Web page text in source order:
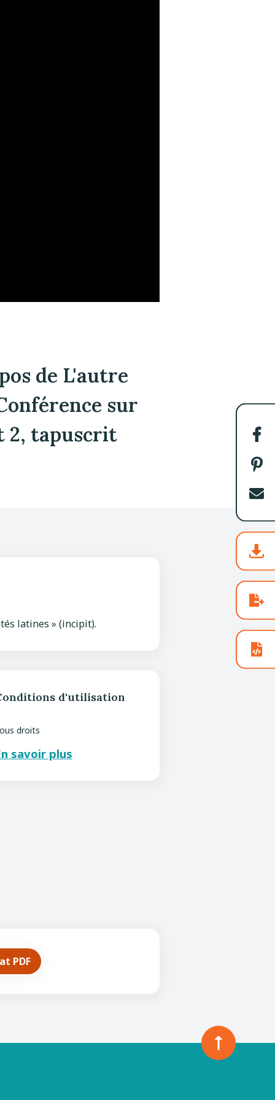
de L'autre
sur
2, tapuscrit
latines » (incipit).
d'utilisation
droits
savoir plus
PDF
sur
sur